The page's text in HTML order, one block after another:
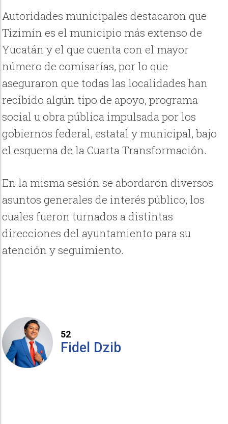
Autoridades municipales destacaron que
Tizimín es el municipio más extenso de
Yucatán y el que cuenta con el mayor
número de comisarías, por lo que
aseguraron que todas las localidades han
recibido algún tipo de apoyo, programa
social u obra pública impulsada por los
gobiernos federal, estatal y municipal, bajo
el esquema de la Cuarta Transformación.
En la misma sesión se abordaron diversos
asuntos generales de interés público, los
cuales fueron turnados a distintas
direcciones del ayuntamiento para su
atención y seguimiento.
52
Fidel Dzib